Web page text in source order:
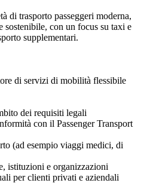
di trasporto passeggeri moderna,
sostenibile, con un focus su taxi e
supplementari.
di servizi di mobilità flessibile
dei requisiti legali
con il Passenger Transport
(ad esempio viaggi medici, di
istituzioni e organizzazioni
per clienti privati e aziendali